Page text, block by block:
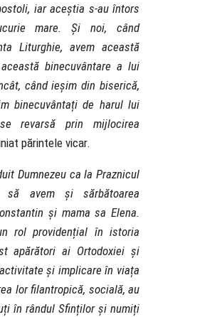
iar aceștia s-au întors
mare. Și noi, când
Liturghie, avem această
binecuvântare a lui
când ieșim din biserică,
binecuvântați de harul lui
revarsă prin mijlocirea
părintele vicar.
Dumnezeu ca la Praznicul
să avem și sărbătoarea
și mama sa Elena.
rol providențial în istoria
apărători ai Ortodoxiei și
și implicare în viața
lor filantropică, socială, au
în rândul Sfinților și numiți